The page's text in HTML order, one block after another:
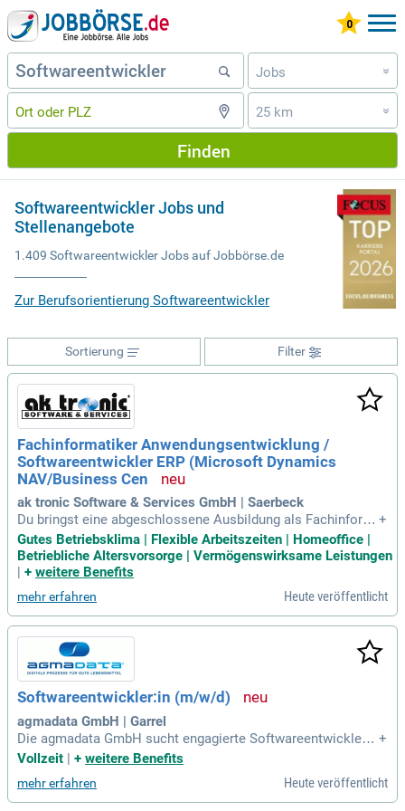
Jobs »
25 km »
Finden
Softwareentwickler Jobs und
Stellenangebote
1.409 Softwareentwickler Jobs auf Jobbörse.de
Zur Berufsorientierung Softwareentwickler
Filter
Sortierung
Fachinformatiker Anwendungsentwicklung /
Softwareentwickler ERP (Microsoft Dynamics
NAV/Business Cen
ak tronic Software & Services GmbH | Saerbeck
Du bringst eine abgeschlossene Ausbildung als Fachinform
atiker (Anwendungsentwicklung) oder ein Studium in Wirtsc
haftsinformatik mit. Fundierte Erfahrung in der Softwareent
wicklung sowie Kenntnisse in ERP-Systemen, besonders Mi
ell. Von Vorteil sind Kenntnisse in C/AL oder AL, sowie in E
DI-Systemen wie Lobster Data. Du bist versiert im Umgang
mit Datenformaten wie XML, JSON oder CSV. Analytisches
Denken und Interesse an betriebswirtschaftlichen Prozesse
n sind gefragt. Wir bieten flexible Arbeitszeiten und freuen u
ns auf Deine Bewerbung, auch wenn nicht alle Anforderunge
n erfüllt sind.
+
Gutes Betriebsklima | Flexible Arbeitszeiten | Homeoffice |
Betriebliche Altersvorsorge | Vermögenswirksame Leistungen
+ weitere Benefits
mehr erfahren Heute veröffentlicht
Softwareentwickler:in (m/w/d)
agmadata GmbH | Garrel
Die agmadata GmbH sucht engagierte Softwareentwickler:i
nnen (m/w/d), um digitale Prozesse in der Lebensmittelindu
gesamte Wertschöpfungskette tierischer Lebensmittel – vo
m Stall bis zum Teller. Unsere innovativen Softwarelösunge
+
Vollzeit | + weitere Benefits
mehr erfahren Heute veröffentlicht